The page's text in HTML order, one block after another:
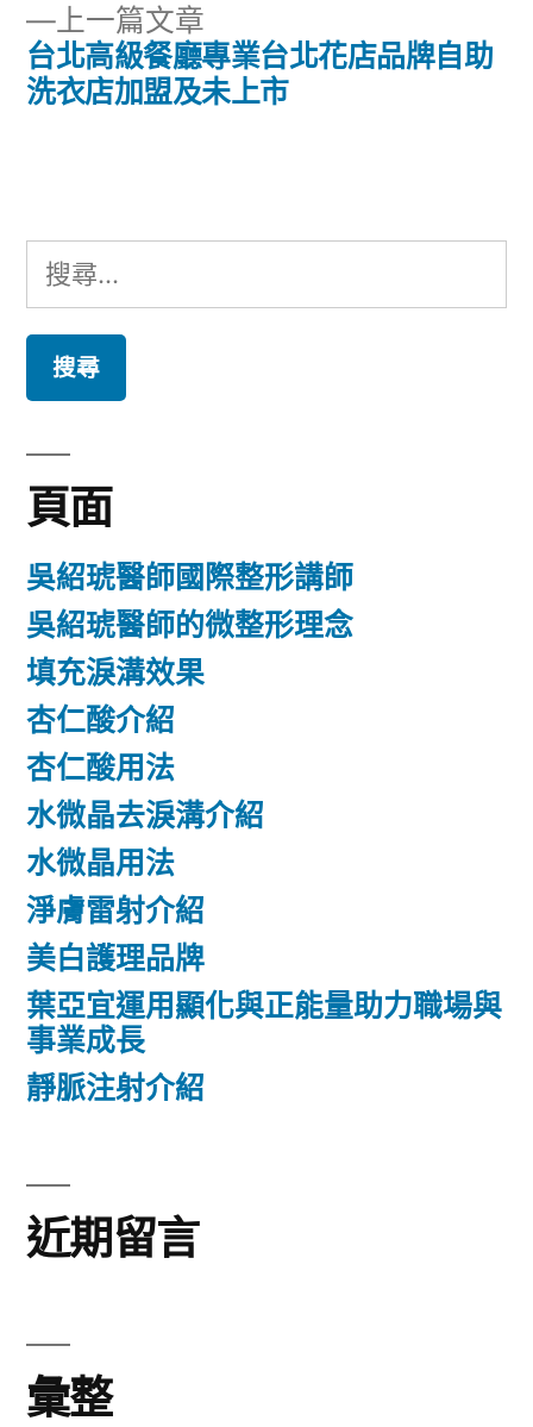
導
覽
上一篇文章
一
篇
台北高級餐廳專業台北花店品牌自助
洗衣店加盟及未上市
搜
尋
鍵
字:
頁面
吳紹琥醫師國際整形講師
吳紹琥醫師的微整形理念
填充淚溝效果
杏仁酸介紹
杏仁酸用法
水微晶去淚溝介紹
水微晶用法
淨膚雷射介紹
美白護理品牌
葉亞宜運用顯化與正能量助力職場與
事業成長
靜脈注射介紹
近期留言
彙整